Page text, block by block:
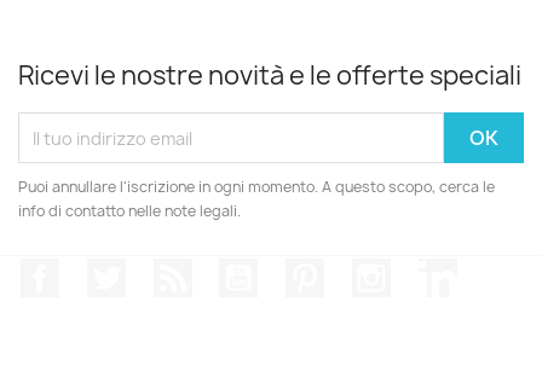
Ricevi le nostre novità e le offerte speciali
Puoi annullare l'iscrizione in ogni momento. A questo scopo, cerca le
info di contatto nelle note legali.